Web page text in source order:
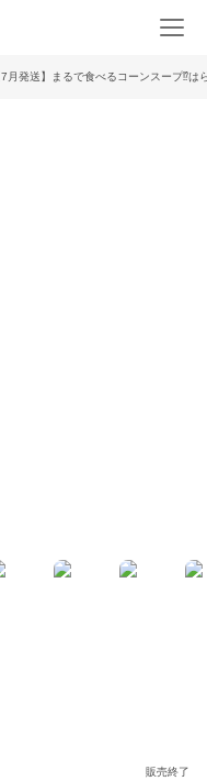
7月発送】まるで食べるコーンスープ⁉︎
販売終了